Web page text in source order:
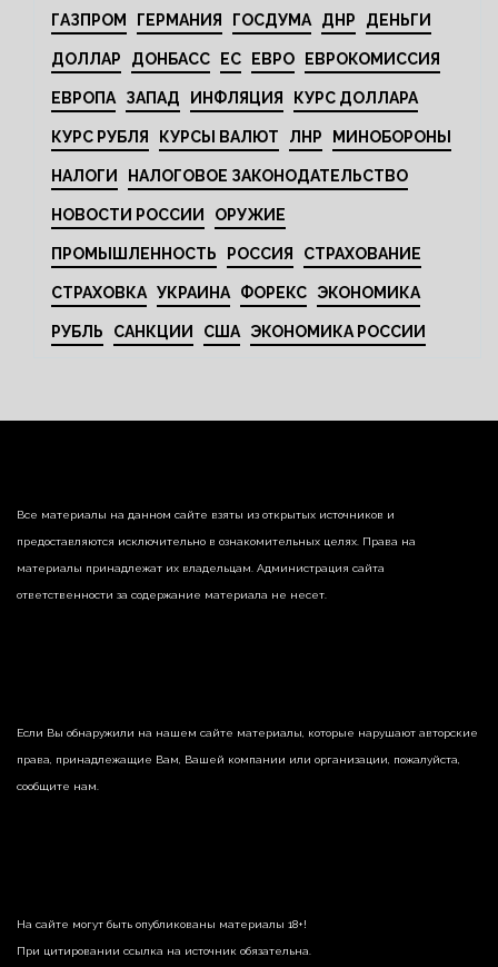
ГАЗПРОМ ГЕРМАНИЯ ГОСДУМА ДНР ДЕНЬГИ
ДОЛЛАР ДОНБАСС ЕС ЕВРО ЕВРОКОМИССИЯ
ЕВРОПА ЗАПАД ИНФЛЯЦИЯ КУРС ДОЛЛАРА
КУРС РУБЛЯ КУРСЫ ВАЛЮТ ЛНР МИНОБОРОНЫ
НАЛОГИ НАЛОГОВОЕ ЗАКОНОДАТЕЛЬСТВО
НОВОСТИ РОССИИ ОРУЖИЕ
ПРОМЫШЛЕННОСТЬ РОССИЯ СТРАХОВАНИЕ
СТРАХОВКА УКРАИНА ФОРЕКС ЭКОНОМИКА
РУБЛЬ САНКЦИИ США ЭКОНОМИКА РОССИИ
Все материалы на данном сайте взяты из открытых источников и
предоставляются исключительно в ознакомительных целях. Права на
материалы принадлежат их владельцам. Администрация сайта
ответственности за содержание материала не несет.
Если Вы обнаружили на нашем сайте материалы, которые нарушают авторские
права, принадлежащие Вам, Вашей компании или организации, пожалуйста,
сообщите нам.
На сайте могут быть опубликованы материалы 18+!
При цитировании ссылка на источник обязательна.